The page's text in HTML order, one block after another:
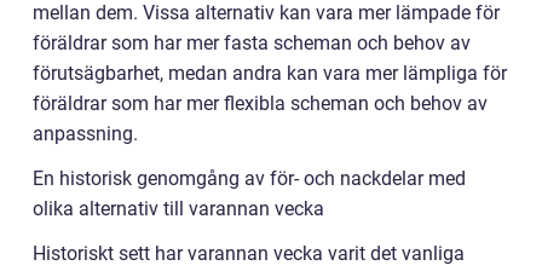
mellan dem. Vissa alternativ kan vara mer lämpade för
föräldrar som har mer fasta scheman och behov av
förutsägbarhet, medan andra kan vara mer lämpliga för
föräldrar som har mer flexibla scheman och behov av
anpassning.
En historisk genomgång av för- och nackdelar med
olika alternativ till varannan vecka
Historiskt sett har varannan vecka varit det vanliga